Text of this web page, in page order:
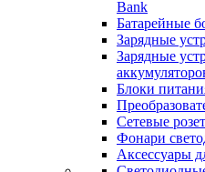
Bank
Батарейные
Зарядные
Зарядные
Блоки
Сетевые
Фонари
Аксессуары